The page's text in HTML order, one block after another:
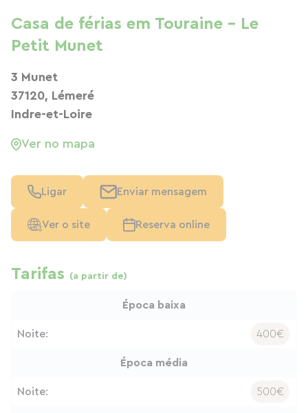
Casa de férias em Touraine - Le
Petit Munet
3 Munet
37120, Lémeré
Indre-et-Loire
Ver no mapa
Ligar Enviar mensagem
Ver o site Reserva online
Tarifas (a partir de)
Época baixa
Noite: 400€
Época média
Noite: 500€